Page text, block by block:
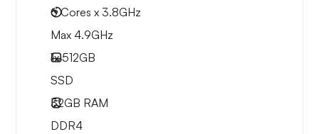
6 Cores x 3.8GHz
Max 4.9GHz
1x512GB
SSD
32GB RAM
DDR4